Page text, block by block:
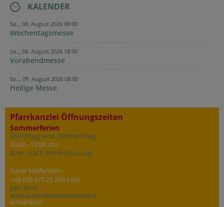
KALENDER
Sa.., 08. August 2026 08:00
Wochentagsmesse
Sa.., 08. August 2026 18:30
Vorabendmesse
So.., 09. August 2026 08:00
Heilige Messe
Pfarrkanzlei Öffnungszeiten
Sommerferien
Dienstag und Donnerstag
09:00 - 12:00 Uhr
bzw. nach Vereinbarung
Sonst telefonisch
+43 676 877 25 204 oder
per Mail
pfarre.stadlau@katholischekirche.at
erreichbar!